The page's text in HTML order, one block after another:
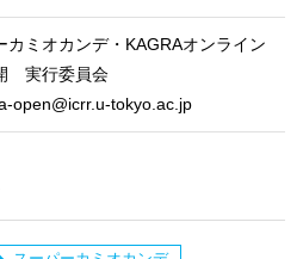
カミオカンデ・KAGRAオンライン
実行委員会
open@icrr.u-tokyo.ac.jp